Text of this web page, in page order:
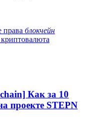
права блокчейн
криптовалюта
Как за 10
проекте STEPN